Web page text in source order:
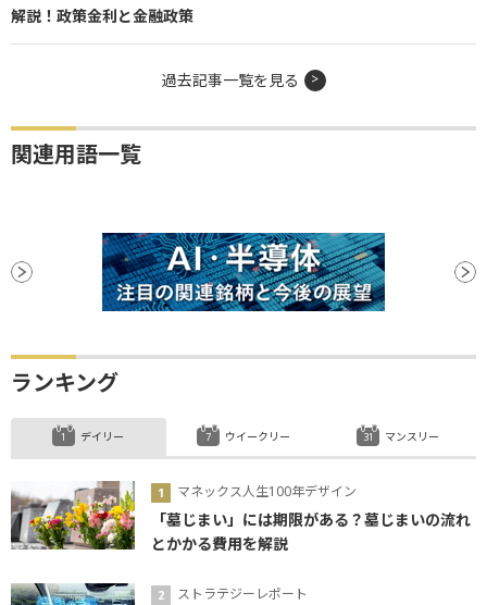
解説！政策金利と金融政策
過去記事一覧を見る
関連用語一覧
ランキング
デイリー
マネックス人生100年デザイン
「墓じまい」には期限がある？墓じまいの流れ
とかかる費用を解説
ストラテジーレポート
ウイークリー マンスリー